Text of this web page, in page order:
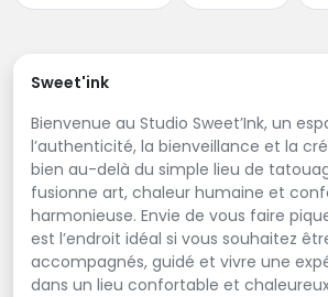
Sweet'ink
Bienvenue au Studio Sweet’Ink, un
l’authenticité, la bienveillance et la
bien au-delà du simple lieu de
fusionne art, chaleur humaine et
harmonieuse. Envie de vous faire
est l’endroit idéal si vous souhaitez
accompagnés, guidé et vivre une
dans un lieu confortable et